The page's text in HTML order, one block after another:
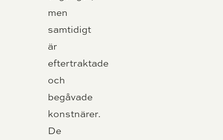
men
samtidigt
är
eftertraktade
och
begåvade
konstnärer.
De